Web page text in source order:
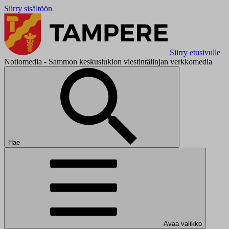
Siirry sisältöön
Siirry etusivulle
Notiomedia - Sammon keskuslukion viestintälinjan verkkomedia
Hae
Avaa valikko